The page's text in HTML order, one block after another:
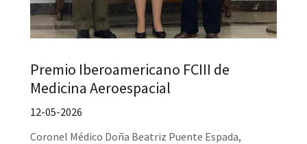
Premio Iberoamericano FCIII de
Medicina Aeroespacial
12-05-2026
Coronel Médico Doña Beatriz Puente Espada,